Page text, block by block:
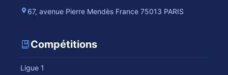
67, avenue Pierre Mendès France 75013 PARIS
Compétitions
Ligue 1